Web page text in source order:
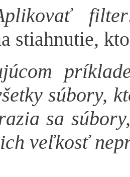
filter
stiahnutie,
súbory,
sa
veľkosť